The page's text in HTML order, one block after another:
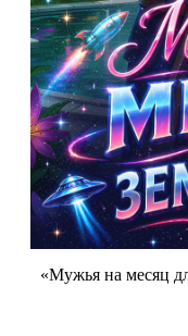
«Мужья на месяц